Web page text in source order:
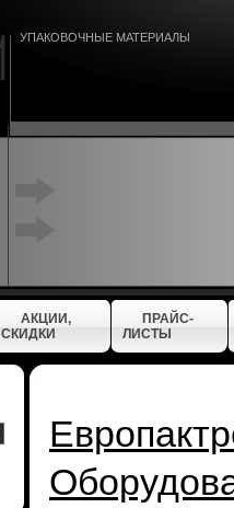
УПАКОВОЧНЫЕ МАТЕРИАЛЫ
АКЦИИ,
СКИДКИ
ПРАЙС-
ЛИСТЫ